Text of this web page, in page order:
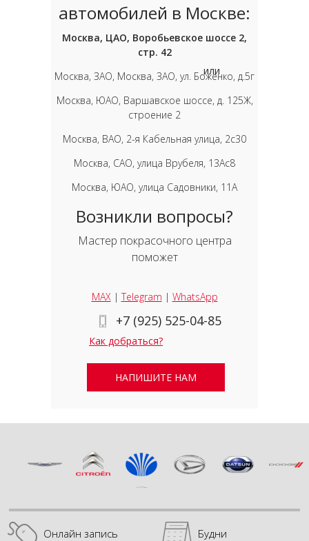
автомобилей в Москве:
Москва, ЦАО, Воробьевское шоссе 2,
стр. 42
Москва, ЗАО, Москва, ЗАО, ул. Боженко, д.5г
Москва, ЮАО, Варшавское шоссе, д. 125Ж,
строение 2
Москва, ВАО, 2-я Кабельная улица, 2с30
Москва, САО, улица Врубеля, 13Ас8
Москва, ЮАО, улица Садовники, 11А
Возникли вопросы?
Мастер покрасочного центра
поможет
MAX|Telegram | WhatsApp
+7 (925) 525-04-85
Как добраться?
или
НАПИШИТЕ НАМ
Онлайн запись Будни